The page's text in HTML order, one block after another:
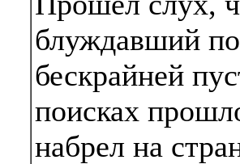
блуждавший по
бескрайней
поисках
набрел на